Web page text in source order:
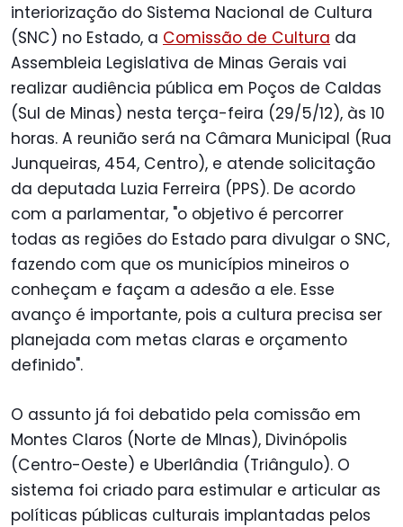
interiorização do Sistema Nacional de Cultura
(SNC) no Estado, a Comissão de Cultura da
Assembleia Legislativa de Minas Gerais vai
realizar audiência pública em Poços de Caldas
(Sul de Minas) nesta terça-feira (29/5/12), às 10
horas. A reunião será na Câmara Municipal (Rua
Junqueiras, 454, Centro), e atende solicitação
da deputada Luzia Ferreira (PPS). De acordo
com a parlamentar, "o objetivo é percorrer
todas as regiões do Estado para divulgar o SNC,
fazendo com que os municípios mineiros o
conheçam e façam a adesão a ele. Esse
avanço é importante, pois a cultura precisa ser
planejada com metas claras e orçamento
definido".
O assunto já foi debatido pela comissão em
Montes Claros (Norte de MInas), Divinópolis
(Centro-Oeste) e Uberlândia (Triângulo). O
sistema foi criado para estimular e articular as
políticas públicas culturais implantadas pelos